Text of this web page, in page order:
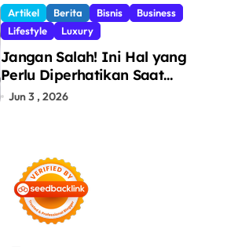
dan Pencegahan Barang
Ilegal
Artikel Berita Bisnis
Business
Lifestyle
Luxury
Jangan Salah! Ini Hal yang
Perlu Diperhatikan Saat
Pasang Big Slab
Jun 3 , 2026